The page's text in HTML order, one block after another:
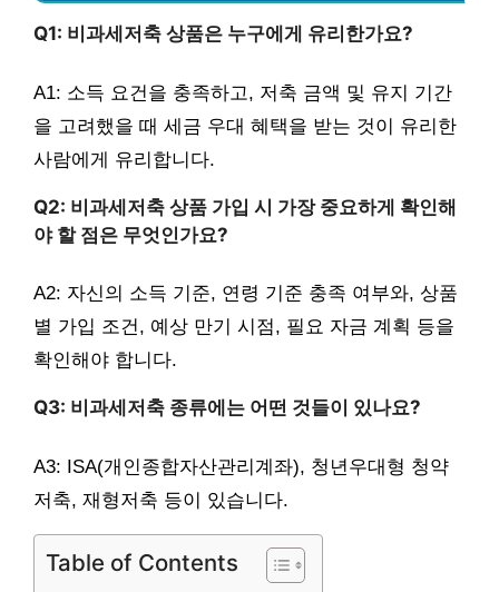
Q1: 비과세저축 상품은 누구에게 유리한가요?
A1: 소득 요건을 충족하고, 저축 금액 및 유지 기간
을 고려했을 때 세금 우대 혜택을 받는 것이 유리한
사람에게 유리합니다.
Q2: 비과세저축 상품 가입 시 가장 중요하게 확인해
야 할 점은 무엇인가요?
A2: 자신의 소득 기준, 연령 기준 충족 여부와, 상품
별 가입 조건, 예상 만기 시점, 필요 자금 계획 등을
확인해야 합니다.
Q3: 비과세저축 종류에는 어떤 것들이 있나요?
A3: ISA(개인종합자산관리계좌), 청년우대형 청약
저축, 재형저축 등이 있습니다.
Table of Contents